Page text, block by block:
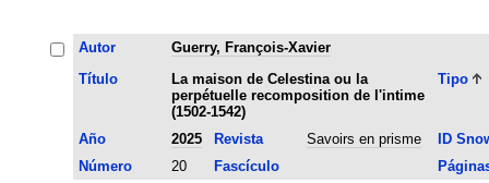
Autor
Guerry, François-Xavier
Título
La maison de Celestina ou la
perpétuelle recomposition de l'intime
(1502-1542)
Tipo
Año 2025 Revista Savoirs en prisme
ID
Número
20 Fascículo